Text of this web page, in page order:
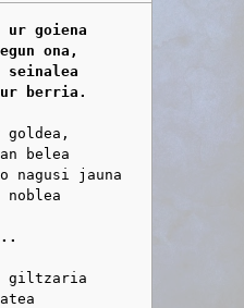
ur goiena
ona,
seinalea
berria.
goldea,
belea
nagusi jauna
noblea
giltzaria